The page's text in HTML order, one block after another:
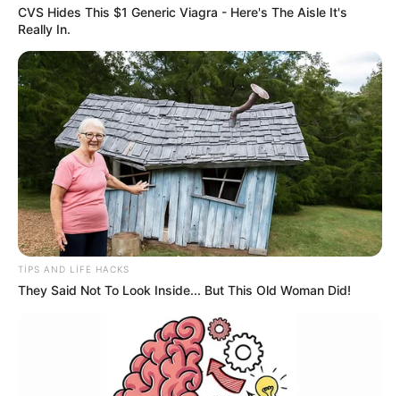
12:30 / 26 İyul 2026 CƏMİYYƏT
Güclü külək olacaq -XƏBƏRDARLIQ
578 0 1
13:33 / 19 İyul 2026
CVS Hides This $1 Generic Viagra - Here's The Aisle It's
Really In.
TIPS AND LIFE HACKS
They Said Not To Look Inside... But This Old Woman Did!